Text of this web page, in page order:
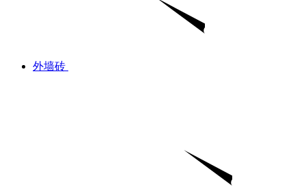
外墙砖